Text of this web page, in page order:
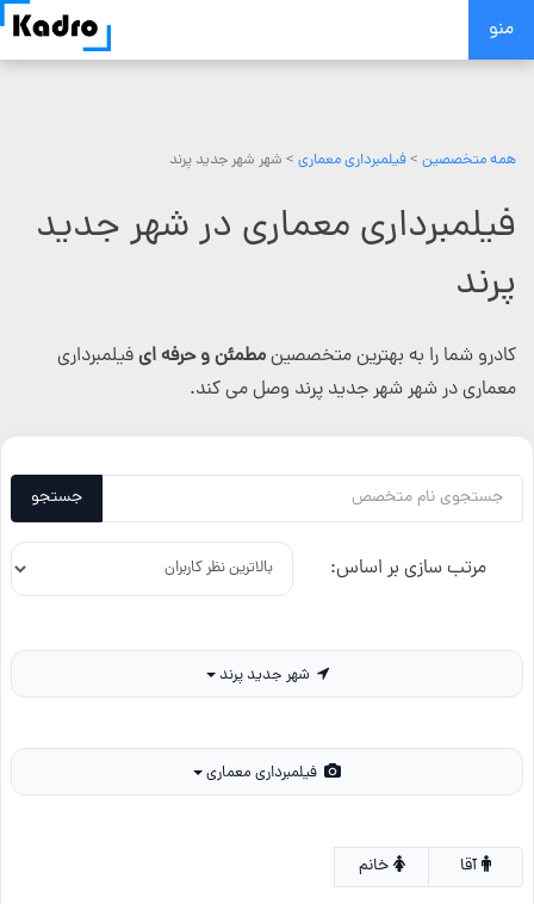
Skip
منو
همه متخصصین >فیلمبرداری معماری > شهر شهر جدید پرند
فیلمبرداری معماری در شهر جدید
پرند
کادرو شما را به بهترین متخصصینمطمئن و حرفه ایفیلمبرداری
معماری در شهر شهر جدید پرند وصل می کند.
جستجو
مرتب سازی بر اساس:
خانم